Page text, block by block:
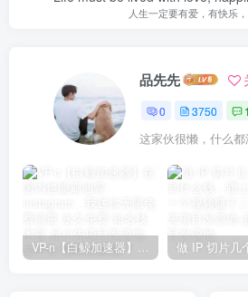
人生一定要有爱，有快乐
品先先
0 3750 1
这家伙很懒，什么
VP-n【白鲸加速器】在国内也能刷油管、Instagram，我送你无限免费流量 永久免费-知名技术官-品小先项目发源地